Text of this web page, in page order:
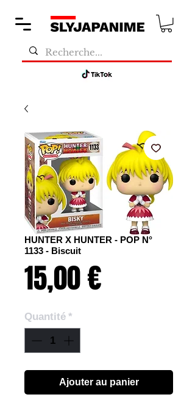
HUNTER X HUNTER - POP N°
1133 - Biscuit
15,00 €
Quantité *
Ajouter au panier